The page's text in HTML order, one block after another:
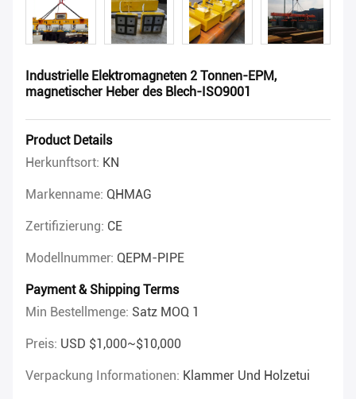
Industrielle Elektromagneten 2 Tonnen-EPM,
magnetischer Heber des Blech-ISO9001
Product Details
Herkunftsort: KN
Markenname: QHMAG
Zertifizierung: CE
Modellnummer: QEPM-PIPE
Payment & Shipping Terms
Min Bestellmenge: Satz MOQ 1
Preis: USD $1,000~$10,000
Verpackung Informationen: Klammer Und Holzetui